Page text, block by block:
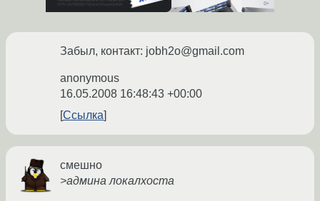
Забыл, контакт: jobh2o@gmail.com
anonymous
16.05.2008 16:48:43 +00:00
Ссылка
смешно
>админа локалхоста